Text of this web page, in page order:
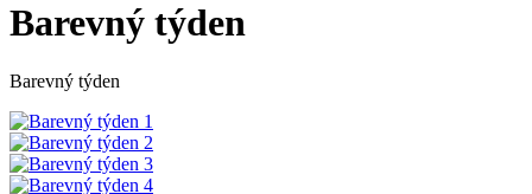
Barevný týden
Barevný týden